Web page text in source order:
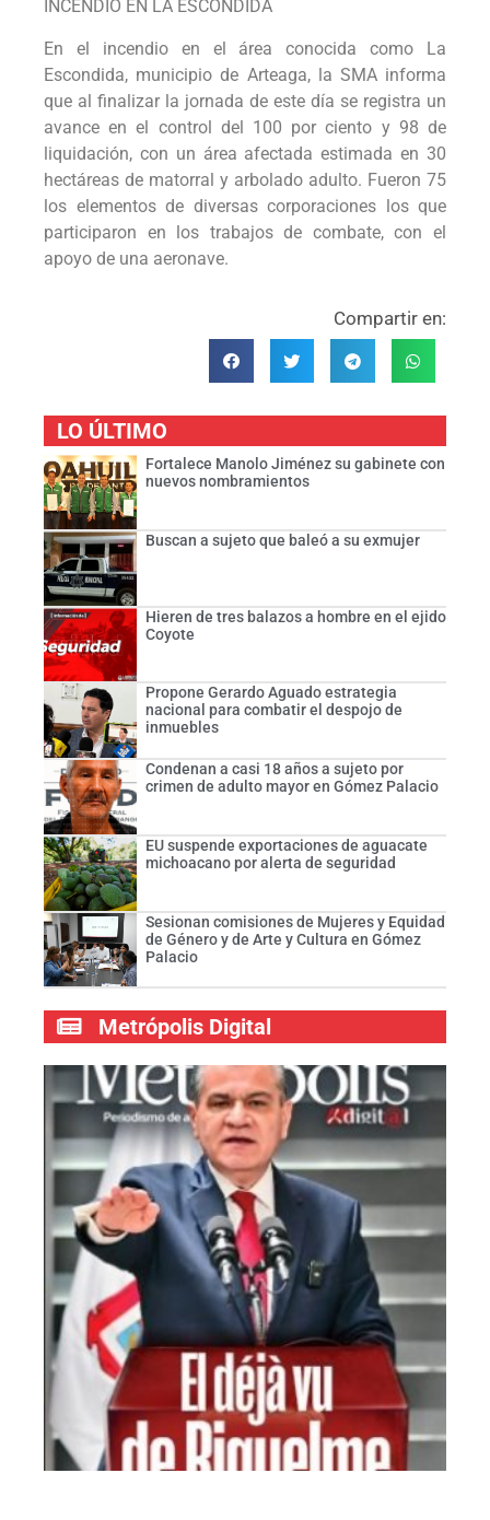
INCENDIO EN LA ESCONDIDA
En el incendio en el área conocida como La
Escondida, municipio de Arteaga, la SMA informa
que al finalizar la jornada de este día se registra un
avance en el control del 100 por ciento y 98 de
liquidación, con un área afectada estimada en 30
hectáreas de matorral y arbolado adulto. Fueron 75
los elementos de diversas corporaciones los que
participaron en los trabajos de combate, con el
apoyo de una aeronave.
Compartir en:
LO ÚLTIMO
Fortalece Manolo Jiménez su gabinete con
nuevos nombramientos
Buscan a sujeto que baleó a su exmujer
Hieren de tres balazos a hombre en el ejido
Coyote
Propone Gerardo Aguado estrategia
nacional para combatir el despojo de
inmuebles
Condenan a casi 18 años a sujeto por
crimen de adulto mayor en Gómez Palacio
EU suspende exportaciones de aguacate
michoacano por alerta de seguridad
Sesionan comisiones de Mujeres y Equidad
de Género y de Arte y Cultura en Gómez
Palacio
Metrópolis Digital